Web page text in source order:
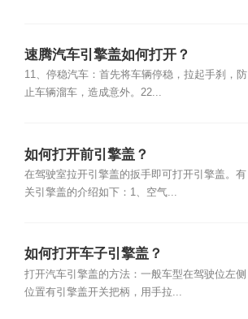
速腾汽车引擎盖如何打开？
11、停稳汽车：首先将车辆停稳，拉起手刹，防
止车辆溜车，造成意外。22...
如何打开前引擎盖？
在驾驶室拉开引擎盖的扳手即可打开引擎盖。有
关引擎盖的介绍如下：1、空气...
如何打开车子引擎盖？
打开汽车引擎盖的方法：一般车型在驾驶位左侧
位置有引擎盖开关把柄，用手拉...